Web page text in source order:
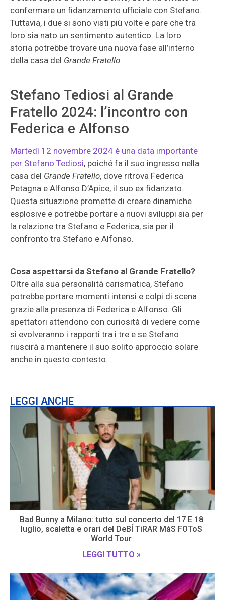
confermare un fidanzamento ufficiale con Stefano.
Tuttavia, i due si sono visti più volte e pare che tra
loro sia nato un sentimento autentico. La loro
storia potrebbe trovare una nuova fase all’interno
della casa del Grande Fratello.
Stefano Tediosi al Grande
Fratello 2024: l’incontro con
Federica e Alfonso
Martedì 12 novembre 2024 è una data importante
per Stefano Tediosi, poiché fa il suo ingresso nella
casa del Grande Fratello, dove ritrova Federica
Petagna e Alfonso D’Apice, il suo ex fidanzato.
Questa situazione promette di creare dinamiche
esplosive e potrebbe portare a nuovi sviluppi sia per
la relazione tra Stefano e Federica, sia per il
confronto tra Stefano e Alfonso.
Cosa aspettarsi da Stefano al Grande Fratello?
Oltre alla sua personalità carismatica, Stefano
potrebbe portare momenti intensi e colpi di scena
grazie alla presenza di Federica e Alfonso. Gli
spettatori attendono con curiosità di vedere come
si evolveranno i rapporti tra i tre e se Stefano
riuscirà a mantenere il suo solito approccio solare
anche in questo contesto.
LEGGI ANCHE
Bad Bunny a Milano: tutto sul concerto del 17 E 18
luglio, scaletta e orari del DeBÍ TiRAR MáS FOToS
World Tour
LEGGI TUTTO »